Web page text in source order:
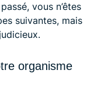
vous n’êtes
suivantes, mais
organisme